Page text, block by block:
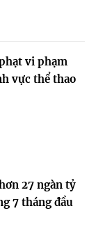
vi phạm
vực thể thao
27 ngàn tỷ
7 tháng đầu